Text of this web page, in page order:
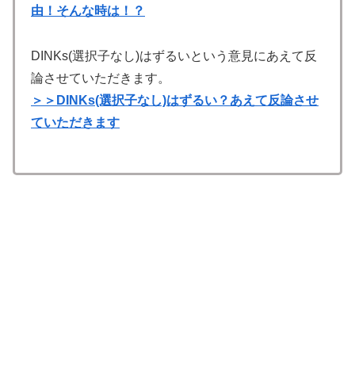
由！そんな時は！？
DINKs(選択子なし)はずるいという意見にあえて反
論させていただきます。
＞＞DINKs(選択子なし)はずるい？あえて反論させ
ていただきます